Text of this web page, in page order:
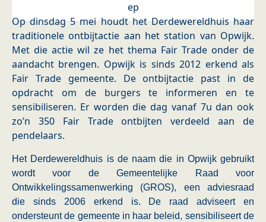
ep
Op dinsdag 5 mei houdt het Derdewereldhuis haar
traditionele ontbijtactie aan het station van Opwijk.
Met die actie wil ze het thema Fair Trade onder de
aandacht brengen. Opwijk is sinds 2012 erkend als
Fair Trade gemeente. De ontbijtactie past in de
opdracht om de burgers te informeren en te
sensibiliseren. Er worden die dag vanaf 7u dan ook
zo’n 350 Fair Trade ontbijten verdeeld aan de
pendelaars.
Het Derdewereldhuis is de naam die in Opwijk gebruikt
wordt voor de Gemeentelijke Raad voor
Ontwikkelingssamenwerking (GROS), een adviesraad
die sinds 2006 erkend is. De raad adviseert en
ondersteunt de gemeente in haar beleid, sensibiliseert de